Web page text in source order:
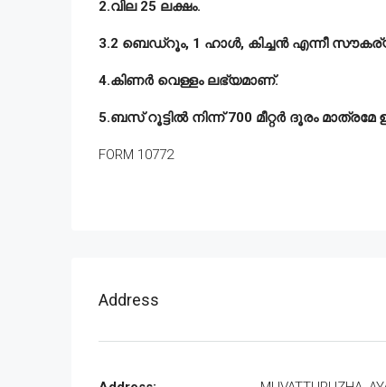
2.വില 25 ലക്ഷം.
3.2 ബെഡ്‌റൂം, 1 ഹാൾ, കിച്ചൻ എന്നീ
4.കിണർ വെള്ളം ലഭ്യമാണ്.
5.ബസ് റൂട്ടിൽ നിന്ന് 700 മീറ്റർ ദൂരം മാത്രമേ
FORM 10772
Address